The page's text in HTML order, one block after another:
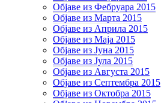
Објаве из Фебруара 2015
Објаве из Марта 2015
Објаве из Априла 2015
Објаве из Маја 2015
Објаве из Јуна 2015
Објаве из Јула 2015
Објаве из Августа 2015
Објаве из Септембра 2015
Објаве из Октобра 2015